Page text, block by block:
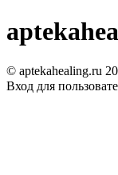
© aptekahealing.ru
Вход для